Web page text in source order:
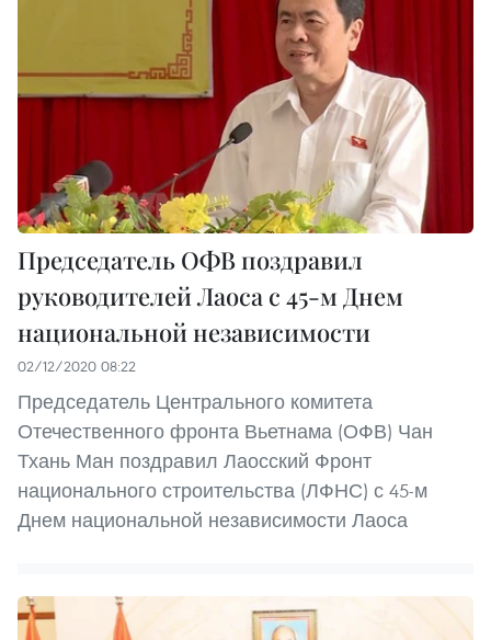
Председатель ОФВ поздравил
руководителей Лаоса с 45-м Днем
национальной независимости
02/12/2020 08:22
Председатель Центрального комитета
Отечественного фронта Вьетнама (ОФВ) Чан
Тхань Ман поздравил Лаосский Фронт
национального строительства (ЛФНС) с 45-м
Днем национальной независимости Лаоса